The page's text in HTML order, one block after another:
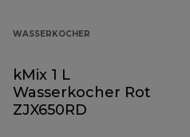
WASSERKOCHER
kMix 1 L
Wasserkocher Rot
ZJX650RD